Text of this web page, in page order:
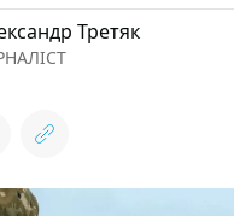
Третяк